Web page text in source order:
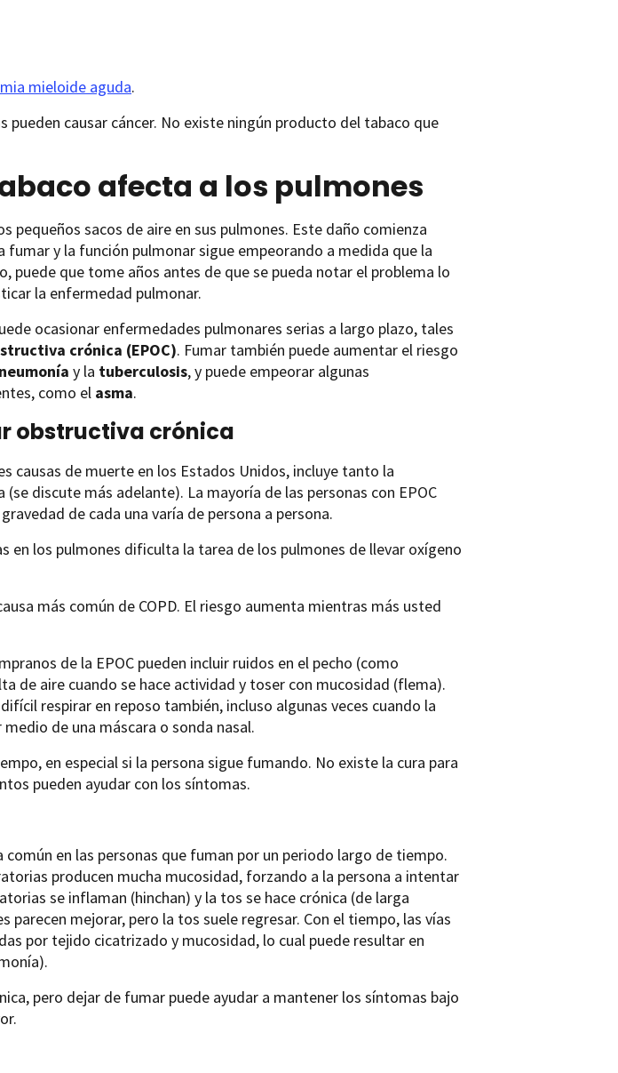
mieloide aguda.
pueden causar cáncer. No existe ningún producto del tabaco que
afecta a los pulmones
pequeños sacos de aire en sus pulmones. Este daño comienza
fumar y la función pulmonar sigue empeorando a medida que la
puede que tome años antes de que se pueda notar el problema lo
la enfermedad pulmonar.
ocasionar enfermedades pulmonares serias a largo plazo, tales
crónica (EPOC). Fumar también puede aumentar el riesgo
neumonía y la tuberculosis, y puede empeorar algunas
como el asma.
obstructiva crónica
causas de muerte en los Estados Unidos, incluye tanto la
discute más adelante). La mayoría de las personas con EPOC
de cada una varía de persona a persona.
en los pulmones dificulta la tarea de los pulmones de llevar oxígeno
más común de COPD. El riesgo aumenta mientras más usted
de la EPOC pueden incluir ruidos en el pecho (como
de aire cuando se hace actividad y toser con mucosidad (flema).
respirar en reposo también, incluso algunas veces cuando la
de una máscara o sonda nasal.
en especial si la persona sigue fumando. No existe la cura para
pueden ayudar con los síntomas.
en las personas que fuman por un periodo largo de tiempo.
producen mucha mucosidad, forzando a la persona a intentar
se inflaman (hinchan) y la tos se hace crónica (de larga
parecen mejorar, pero la tos suele regresar. Con el tiempo, las vías
por tejido cicatrizado y mucosidad, lo cual puede resultar en
pero dejar de fumar puede ayudar a mantener los síntomas bajo